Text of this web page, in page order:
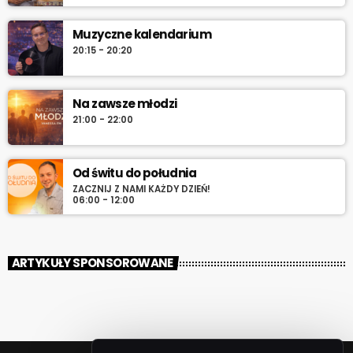
Muzyczne kalendarium
20:15 - 20:20
Na zawsze młodzi
21:00 - 22:00
Od świtu do południa
ZACZNIJ Z NAMI KAŻDY DZIEŃ!
06:00 - 12:00
ARTYKUŁY SPONSOROWANE